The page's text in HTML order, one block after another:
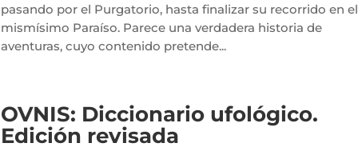
pasando por el Purgatorio, hasta finalizar su recorrido en el
mismísimo Paraíso. Parece una verdadera historia de
aventuras, cuyo contenido pretende...
OVNIS: Diccionario ufológico.
Edición revisada